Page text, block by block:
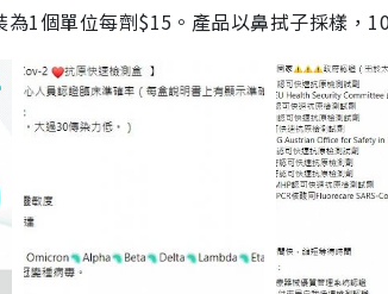
1個單位每劑$15。產品以鼻拭子採樣，